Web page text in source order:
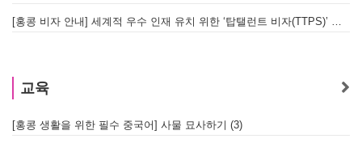
[홍콩 비자 안내] 세계적 우수 인재 유치 위한 ‘탑탤런트 비자(TTPS)’ 주요 요건
교육
[홍콩 생활을 위한 필수 중국어] 사물 묘사하기 (3)